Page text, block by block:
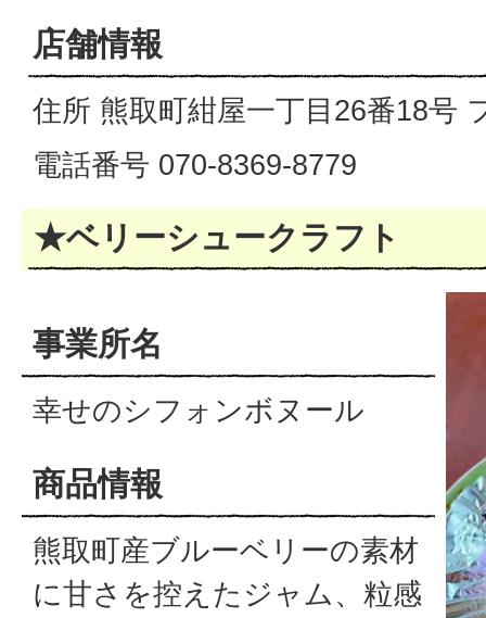
店舗情報
住所 熊取町紺屋一丁目26番18号
電話番号 070-8369-8779
★ベリーシュークラフト
事業所名
幸せのシフォンボヌール
商品情報
熊取町産ブルーベリーの素材
に甘さを控えたジャム、粒感